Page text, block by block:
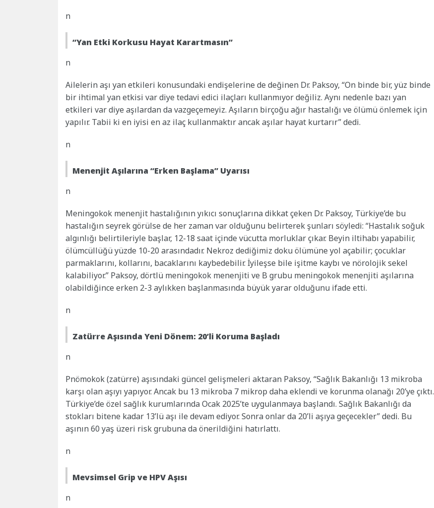
n
“Yan Etki Korkusu Hayat Karartmasın”
n
Ailelerin aşı yan etkileri konusundaki endişelerine de değinen Dr. Paksoy, “On binde bir, yüz binde
bir ihtimal yan etkisi var diye tedavi edici ilaçları kullanmıyor değiliz. Aynı nedenle bazı yan
etkileri var diye aşılardan da vazgeçemeyiz. Aşıların birçoğu ağır hastalığı ve ölümü önlemek için
yapılır. Tabii ki en iyisi en az ilaç kullanmaktır ancak aşılar hayat kurtarır” dedi.
n
Menenjit Aşılarına “Erken Başlama” Uyarısı
n
Meningokok menenjit hastalığının yıkıcı sonuçlarına dikkat çeken Dr. Paksoy, Türkiye’de bu
hastalığın seyrek görülse de her zaman var olduğunu belirterek şunları söyledi: “Hastalık soğuk
algınlığı belirtileriyle başlar, 12-18 saat içinde vücutta morluklar çıkar. Beyin iltihabı yapabilir,
ölümcüllüğü yüzde 10-20 arasındadır. Nekroz dediğimiz doku ölümüne yol açabilir; çocuklar
parmaklarını, kollarını, bacaklarını kaybedebilir. İyileşse bile işitme kaybı ve nörolojik sekel
kalabiliyor.” Paksoy, dörtlü meningokok menenjiti ve B grubu meningokok menenjiti aşılarına
olabildiğince erken 2-3 aylıkken başlanmasında büyük yarar olduğunu ifade etti.
n
Zatürre Aşısında Yeni Dönem: 20’li Koruma Başladı
n
Pnömokok (zatürre) aşısındaki güncel gelişmeleri aktaran Paksoy, “Sağlık Bakanlığı 13 mikroba
karşı olan aşıyı yapıyor. Ancak bu 13 mikroba 7 mikrop daha eklendi ve korunma olanağı 20’ye çıktı.
Türkiye’de özel sağlık kurumlarında Ocak 2025’te uygulanmaya başlandı. Sağlık Bakanlığı da
stokları bitene kadar 13’lü aşı ile devam ediyor. Sonra onlar da 20’li aşıya geçecekler” dedi. Bu
aşının 60 yaş üzeri risk grubuna da önerildiğini hatırlattı.
n
Mevsimsel Grip ve HPV Aşısı
n